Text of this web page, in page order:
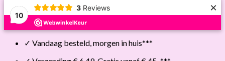
10
3 Reviews ×
Skip
✓ Vandaag besteld, morgen in huis***